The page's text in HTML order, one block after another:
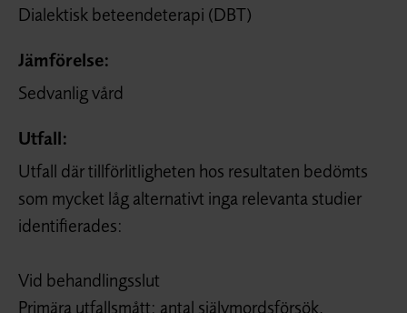
Dialektisk beteendeterapi (DBT)
Jämförelse:
Sedvanlig vård
Utfall:
Utfall där tillförlitligheten hos resultaten bedömts
som mycket låg alternativt inga relevanta studier
identifierades:
Vid behandlingsslut
Primära utfallsmått: antal självmordsförsök,